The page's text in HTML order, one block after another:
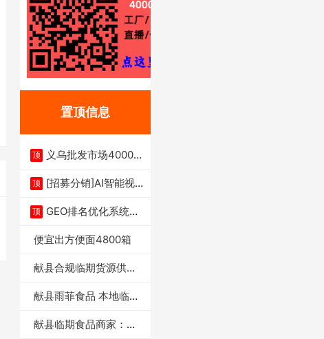
置顶信息
顶
义乌批发市场4000多
顶 [招募分销]AI智能视
顶 GEO排名优化系统+A
便宜出方便面4800箱
献县合规临期货源供货
献县雨菲食品 本地临期
献县临期食品商家：献